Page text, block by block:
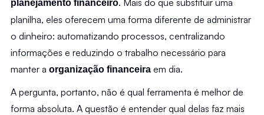
planejamento financeiro. Mais do que substituir uma
planilha, eles oferecem uma forma diferente de administrar
o dinheiro: automatizando processos, centralizando
informações e reduzindo o trabalho necessário para
manter a organização financeira em dia.
A pergunta, portanto, não é qual ferramenta é melhor de
forma absoluta. A questão é entender qual delas faz mais